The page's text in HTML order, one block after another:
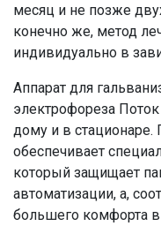
месяц и не позже
конечно же, метод
индивидуально в
Аппарат для
электрофореза
дому и в стационаре.
обеспечивает
который защищает
автоматизации, а,
большего комфорта в